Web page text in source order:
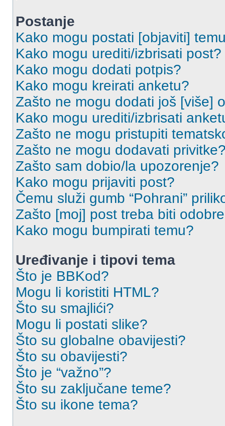
Postanje
Kako mogu postati [objaviti]
Kako mogu urediti/izbrisati post?
Kako mogu dodati potpis?
Kako mogu kreirati anketu?
Zašto ne mogu dodati još [više]
Kako mogu urediti/izbrisati
Zašto ne mogu pristupiti
Zašto ne mogu dodavati
Zašto sam dobio/la upozorenje?
Kako mogu prijaviti post?
Čemu služi gumb “Pohrani”
Zašto [moj] post treba biti
Kako mogu bumpirati temu?
Uređivanje i tipovi tema
Što je BBKod?
Mogu li koristiti HTML?
Što su smajlići?
Mogu li postati slike?
Što su globalne obavijesti?
Što su obavijesti?
Što je “važno”?
Što su zaključane teme?
Što su ikone tema?